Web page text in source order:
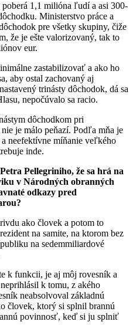
1,1 milióna ľudí a asi 300-
Ministerstvo práce a
pre všetky skupiny, čiže
že je ešte valorizovaný, tak to
eur.
zastabilizovať a ako ho
aby ostal zachovaný aj
trinásty dôchodok, dá sa
nepočúvalo sa racio.
dôchodkom pri
je málo peňazí. Podľa mňa je
neefektívne míňanie veľkého
inde.
Pellegriniho, že sa hrá na
v Národných obranných
odkazy pred
ako človek a potom to
na samite, na ktorom bez
na sedemmiliardové
k funkcii, je aj môj rovesník a
k tomu, z akého
neabsolvoval základnú
človek, ktorý si splnil brannú
povinnosť, keď si ju splniť